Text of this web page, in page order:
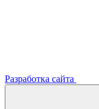
Разработка сайта